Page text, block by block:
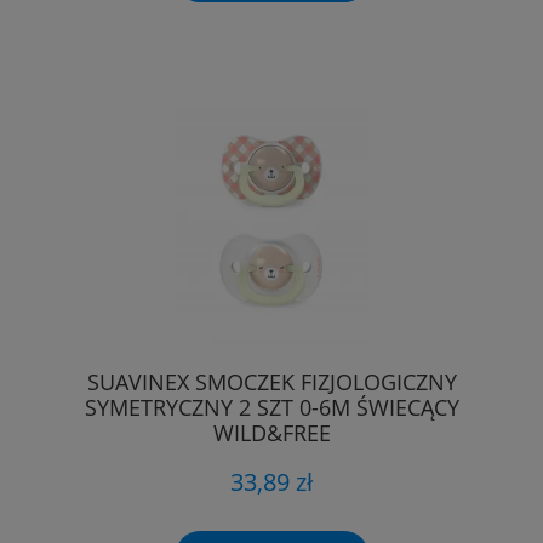
SUAVINEX SMOCZEK FIZJOLOGICZNY
SYMETRYCZNY 2 SZT 0-6M ŚWIECĄCY
WILD&FREE
33,89 zł